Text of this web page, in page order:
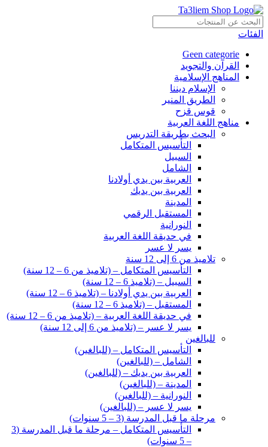
الفئات
Geen categorie
القرآن والتجويد
المناهج الإسلامية
الإسلام ديننا
الطريق المنير
قوس قزح
مناهج اللغة العربية
البحث بطريقة التدريس
التأسيس المتكامل
السبيل
الشامل
العربية بين يدي أولادنا
العربية بين يديك
المدينة
المستقبل الرقمي
النورانية
في حديقة اللغة العربية
يسر لا عسر
تلاميذ من 6 إلى 12 سنة
التأسيس المتكامل – (تلاميذ من 6 – 12 سنة)
السبيل – (تلاميذ 6 – 12 سنة)
العربية بين يدي أولادنا – (تلاميذ 6 – 12 سنة)
المستقبل – (تلاميذ 6 – 12 سنة)
في حديقة اللغة العربية – (تلاميذ من 6 – 12 سنة)
يسر لا عسر – (تلاميذ من 6 إلى 12 سنة)
للبالغين
التأسيس المتكامل – (للبالغين)
الشامل – (للبالغين)
العربية بين يديك – (للبالغين)
المدينة – (للبالغين)
النورانية – (للبالغين)
يسر لا عسر – (للبالغين)
مرحلة ما قبل المدرسة (3 – 5 سنوات)
التأسيس المتكامل – مرحلة ما قبل المدرسة (3
– 5 سنوات)